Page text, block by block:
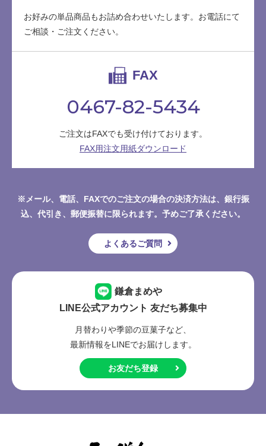
お好みの単品商品もお詰め合わせいたします。お電話にて
ご相談・ご注文ください。
FAX
0467-82-5434
ご注文はFAXでも受け付けております。
FAX用注文用紙ダウンロード
※メール、電話、FAXでのご注文の場合の決済方法は、銀行振
込、代引き、郵便振替に限られます。予めご了承ください。
よくあるご質問
鎌倉まめや
LINE公式アカウント 友だち募集中
月替わりや季節の豆菓子など、
最新情報をLINEでお届けします。
お友だち登録